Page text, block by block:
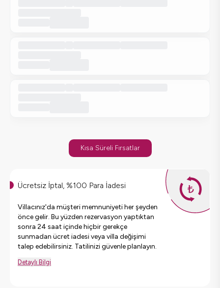
Kısa Süreli Fırsatlar
Ücretsiz İptal, %100 Para İadesi
Villacınız'da müşteri memnuniyeti her şeyden
önce gelir. Bu yüzden rezervasyon yaptıktan
sonra 24 saat içinde hiçbir gerekçe
sunmadan ücret iadesi veya villa değişimi
talep edebilirsiniz. Tatilinizi güvenle planlayın.
Detaylı Bilgi